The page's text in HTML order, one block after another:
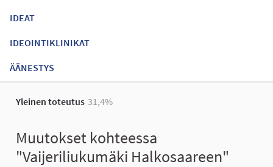
IDEAT
IDEOINTIKLINIKAT
ÄÄNESTYS
Yleinen toteutus 31,4%
Muutokset kohteessa
"Vaijeriliukumäki Halkosaareen"